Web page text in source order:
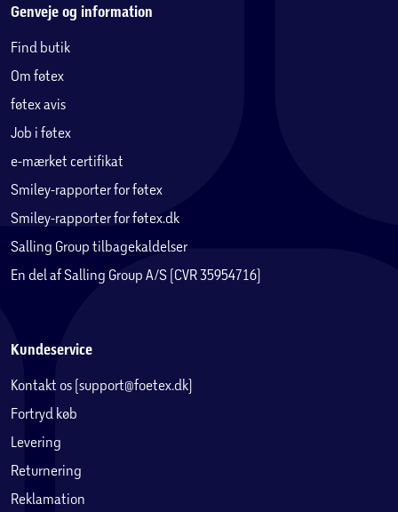
Genveje og information
Find butik
Om føtex
føtex avis
Job i føtex
e-mærket certifikat
Smiley-rapporter for føtex
Smiley-rapporter for føtex.dk
Salling Group tilbagekaldelser
En del af Salling Group A/S (CVR 35954716)
Kundeservice
Kontakt os (support@foetex.dk)
Fortryd køb
Levering
Returnering
Reklamation